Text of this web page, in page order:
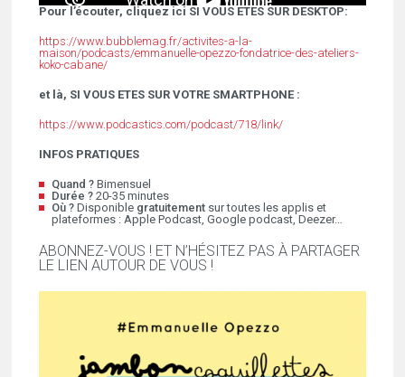
Pour l’écouter, cliquez ici SI VOUS ETES SUR DESKTOP:
https://www.bubblemag.fr/activites-a-la-
maison/podcasts/emmanuelle-opezzo-fondatrice-des-ateliers-
koko-cabane/
et là, SI VOUS ETES SUR VOTRE SMARTPHONE :
https://www.podcastics.com/podcast/718/link/
INFOS PRATIQUES
Quand ? Bimensuel
Durée ? 20-35 minutes
Où ? Disponible gratuitement sur toutes les applis et
plateformes : Apple Podcast, Google podcast, Deezer…
ABONNEZ-VOUS ! ET N’HÉSITEZ PAS À PARTAGER
LE LIEN AUTOUR DE VOUS !